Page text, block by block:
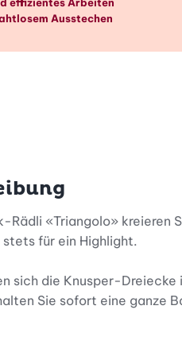
effizientes Arbeiten
Ausstechen
Rädli «Triangolo» kreieren
für ein Highlight.
sich die Knusper-
Sie sofort eine ganze